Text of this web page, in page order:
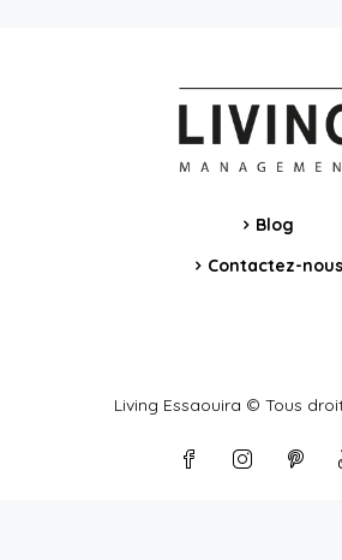
Blog
Contactez-nous
Living Essaouira © Tous